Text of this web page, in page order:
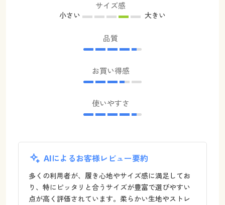
サイズ感
小さい 大きい
品質
お買い得感
使いやすさ
AIによるお客様レビュー要約
多くの利用者が、履き心地やサイズ感に満足してお
り、特にピッタリと合うサイズが豊富で選びやすい
点が高く評価されています。柔らかい生地やストレ